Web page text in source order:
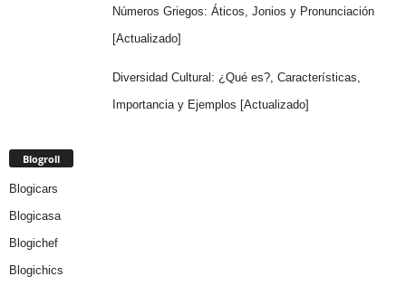
Números Griegos: Áticos, Jonios y Pronunciación
[Actualizado]
Diversidad Cultural: ¿Qué es?, Características,
Importancia y Ejemplos [Actualizado]
Blogroll
Blogicars
Blogicasa
Blogichef
Blogichics